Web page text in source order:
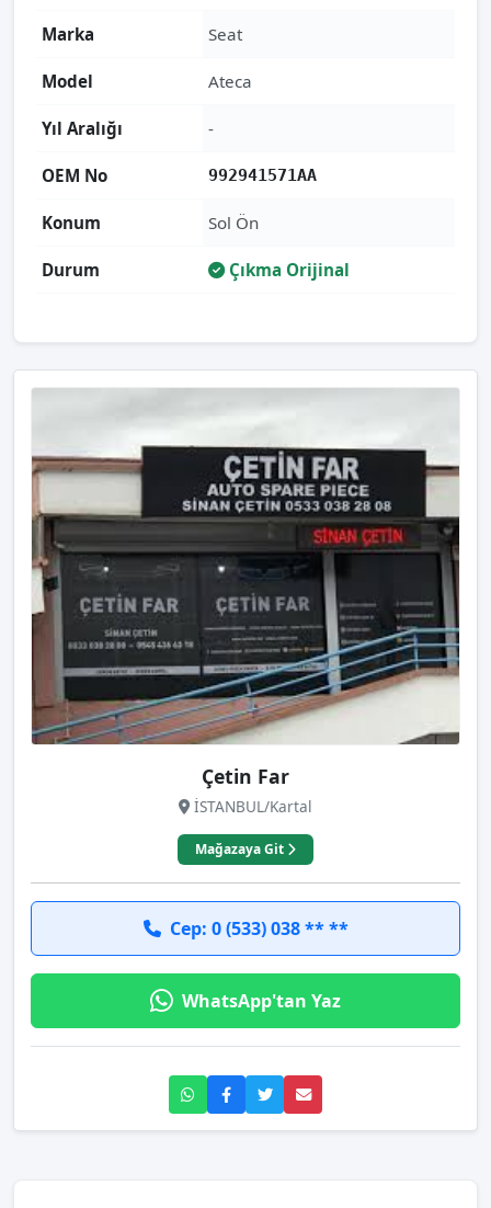
Marka Seat
Model Ateca
Yıl Aralığı -
OEM No 992941571AA
Konum Sol Ön
Durum Çıkma Orijinal
Çetin Far
İSTANBUL/Kartal
Mağazaya Git
Cep: 0 (533) 038 ** **
WhatsApp'tan Yaz